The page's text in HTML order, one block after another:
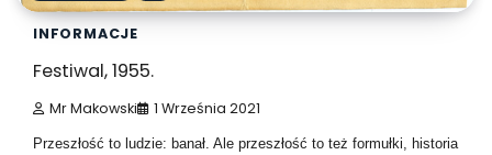
INFORMACJE
Festiwal, 1955.
Mr Makowski 1 Września 2021
Przeszłość to ludzie: banał. Ale przeszłość to też formułki, historia